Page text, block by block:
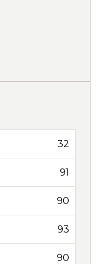
32
91
90
93
90